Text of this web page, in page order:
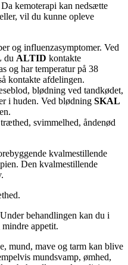
Da kemoterapi kan nedsætte
vil du kunne opleve
og influenzasymptomer. Ved
du ALTID kontakte
og har temperatur på 38
kontakte afdelingen.
blødning ved tandkødet,
i huden. Ved blødning SKAL
svimmelhed, åndenød
kvalmestillende
Den kvalmestillende
Under behandlingen kan du i
appetit.
mund, mave og tarm kan blive
mundsvamp, ømhed,